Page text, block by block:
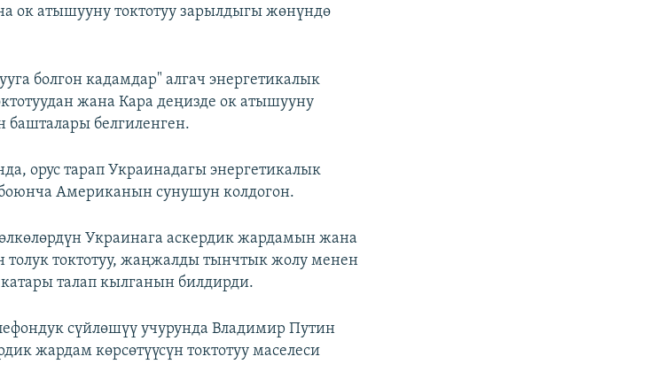
ок атышууну токтотуу зарылдыгы жөнүндө
болгон кадамдар" алгач энергетикалык
жана Кара деңизде ок атышууну
башталары белгиленген.
орус тарап Украинадагы энергетикалык
Американын сунушун колдогон.
Украинага аскердик жардамын жана
толук токтотуу, жаңжалды тынчтык жолу менен
талап кылганын билдирди.
сүйлөшүү учурунда Владимир Путин
жардам көрсөтүүсүн токтотуу маселеси